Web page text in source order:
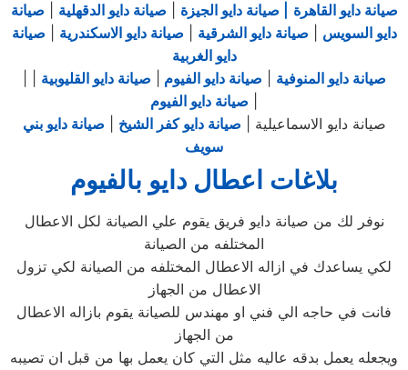
صيانة دايو القاهرة | صيانة دايو الجيزة صيانة دايو الدقهلية
صيانة
دايو السويس
صيانة دايو الشرقية صيانة دايو الاسكندرية
صيانة
دايو الغربية
صيانة دايو المنوفية صيانة دايو الفيوم صيانة دايو القليوبية
صيانة دايو الفيوم
صيانة دايو الاسماعيلية | صيانة دايو كفر الشيخ
صيانة دايو بني
سويف
بلاغات اعطال دايو بالفيوم
نوفر لك من صيانة دايو فريق يقوم علي الصيانة لكل الاعطال
المختلفه من الصيانة
لكي يساعدك في ازاله الاعطال المختلفه من الصيانة لكي تزول
الاعطال من الجهاز
فانت في حاجه الي فني او مهندس للصيانة يقوم بازاله الاعطال
من الجهاز
ويجعله يعمل بدقه عاليه مثل التي كان يعمل بها من قبل ان تصيبه